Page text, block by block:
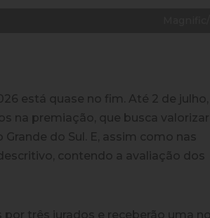
está quase no fim. Até 2 de julho,
na premiação, que busca valorizar
do Sul. E, assim como nas
contendo a avaliação dos
três jurados e receberão uma